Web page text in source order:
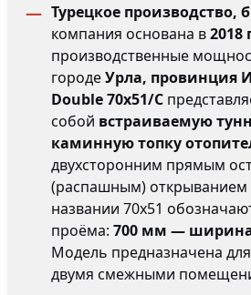
Турецкое производство,
компания основана в2018
производственные
городеУрла, провинция
Double 70x51/C
собой встраиваемую
каминную топку
двухсторонним прямым
(распашным)
названии 70x51
проёма: 700 мм —
Модель предназначена
двумя смежными